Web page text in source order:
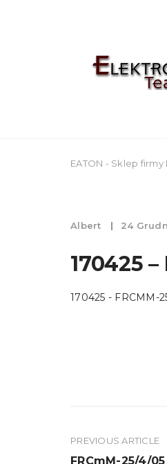
EATON - Sklep firmy
Albert 24
170425
170425 - FRCMM-
PREVIOUS ARTICLE
FRCmM-25/4/